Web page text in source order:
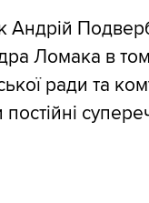
Андрій
Ломака в
ради та